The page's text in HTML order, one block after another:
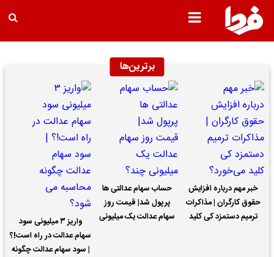
برترین‌ها
خبر مهم درباره افزایش
حقوق کارگران | مذاکرات
ترمیم دستمزد کی کلید
حساب سهام عدالتی ها
پرپول شد| قیمت روز
سهام عدالت یک میلیونی
واریز ۳ میلیونی سود
سهام عدالت در راه است!؟
| سود سهام عدالت چگونه